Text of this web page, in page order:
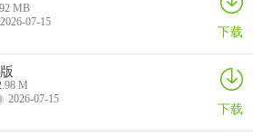
MB
2026-07-15 下载
M
2026-07-15 下载